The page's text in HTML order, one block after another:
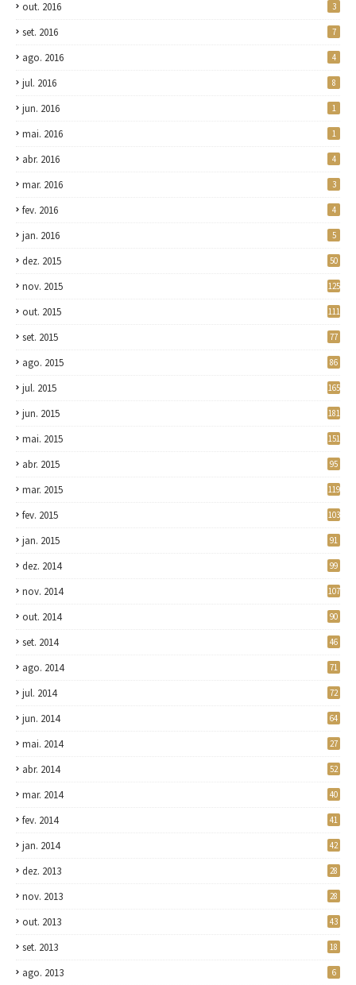
out. 2016 3
set. 2016 7
ago. 2016 4
jul. 2016 8
jun. 2016 1
mai. 2016 1
abr. 2016 4
mar. 2016 3
fev. 2016 4
jan. 2016 5
dez. 2015 50
nov. 2015 125
out. 2015 111
set. 2015 77
ago. 2015 86
jul. 2015 165
jun. 2015 181
mai. 2015 151
abr. 2015 95
mar. 2015 119
fev. 2015 103
jan. 2015 91
dez. 2014 99
nov. 2014 107
out. 2014 90
set. 2014 46
ago. 2014 71
jul. 2014 72
jun. 2014 64
mai. 2014 27
abr. 2014 52
mar. 2014 40
fev. 2014 41
jan. 2014 42
dez. 2013 28
nov. 2013 28
out. 2013 43
set. 2013 18
ago. 2013 6